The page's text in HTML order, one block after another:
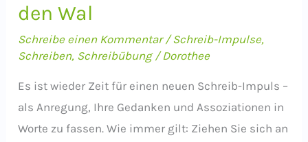
den Wal
Schreibe einen Kommentar /Schreib-Impulse,
Schreiben, Schreibübung/Dorothee
Es ist wieder Zeit für einen neuen Schreib-Impuls –
als Anregung, Ihre Gedanken und Assoziationen in
Worte zu fassen. Wie immer gilt: Ziehen Sie sich an